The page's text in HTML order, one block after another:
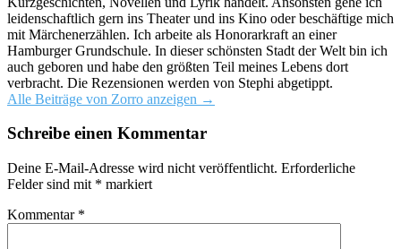
leidenschaftlich gern ins Theater und ins Kino oder beschäftige mich
mit Märchenerzählen. Ich arbeite als Honorarkraft an einer
Hamburger Grundschule. In dieser schönsten Stadt der Welt bin ich
auch geboren und habe den größten Teil meines Lebens dort
verbracht. Die Rezensionen werden von Stephi abgetippt.
Alle Beiträge von Zorro anzeigen →
Schreibe einen Kommentar
Deine E-Mail-Adresse wird nicht veröffentlicht. Erforderliche
Felder sind mit * markiert
Kommentar *